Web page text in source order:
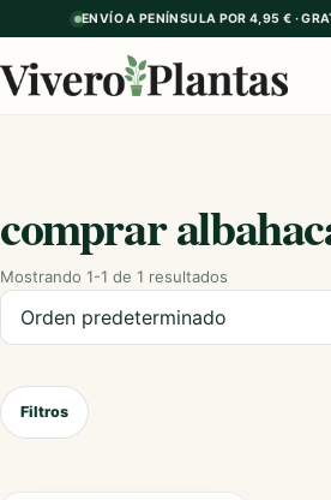
ENVÍO A PENÍNSULA POR 4,95 € ·
comprar
Mostrando 1-1 de 1 resultados
Ordenar productos
Filtros